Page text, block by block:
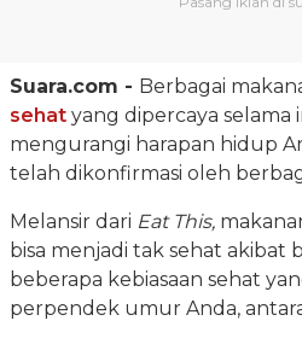
Suara.com - Berbagai
sehat yang dipercaya selama
mengurangi harapan hidup
telah dikonfirmasi oleh
Melansir dari Eat This,
bisa menjadi tak sehat akibat
beberapa kebiasaan sehat
perpendek umur Anda,